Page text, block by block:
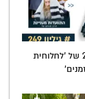
הרבה יותר מעוד מגזין: גיליון 249 של 'לחלוחית